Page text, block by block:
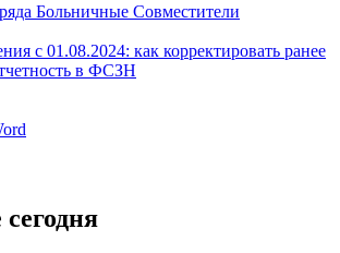
Больничные Совместители
с 01.08.2024: как корректировать ранее
в ФСЗН